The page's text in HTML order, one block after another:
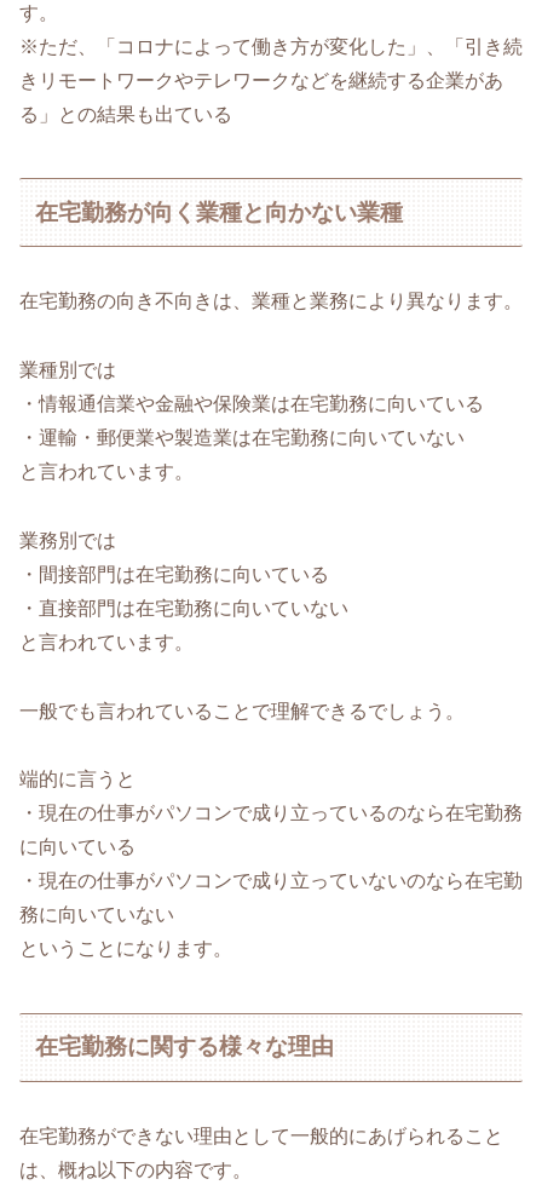
す。
※ただ、「コロナによって働き方が変化した」、「引き続
きリモートワークやテレワークなどを継続する企業があ
る」との結果も出ている
在宅勤務が向く業種と向かない業種
在宅勤務の向き不向きは、業種と業務により異なります。
業種別では
・情報通信業や金融や保険業は在宅勤務に向いている
・運輸・郵便業や製造業は在宅勤務に向いていない
と言われています。
業務別では
・間接部門は在宅勤務に向いている
・直接部門は在宅勤務に向いていない
と言われています。
一般でも言われていることで理解できるでしょう。
端的に言うと
・現在の仕事がパソコンで成り立っているのなら在宅勤務
に向いている
・現在の仕事がパソコンで成り立っていないのなら在宅勤
務に向いていない
ということになります。
在宅勤務に関する様々な理由
在宅勤務ができない理由として一般的にあげられること
は、概ね以下の内容です。